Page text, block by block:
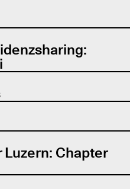
Chapter